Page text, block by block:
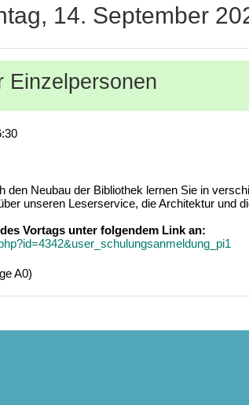
14. September
Einzelpersonen
den Neubau der Bibliothek lernen Sie in
unseren Leserservice, die Architektur und
Vortags unter folgendem Link an:
A0)